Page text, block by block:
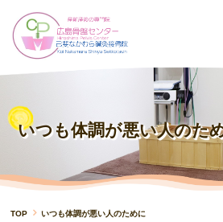
店舗情報
スタッフ紹介
料金表
いつも体調が悪い人のた
TOP いつも体調が悪い人のために